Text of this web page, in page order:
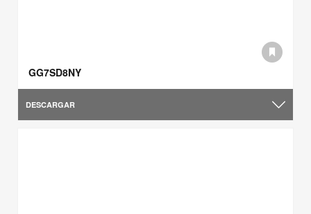
GG7SD8NY
DESCARGAR